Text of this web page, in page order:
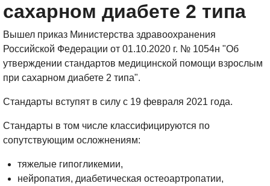
сахарном диабете 2 типа
Вышел приказ Министерства здравоохранения
Российской Федерации от 01.10.2020 г. № 1054н "Об
утверждении стандартов медицинской помощи взрослым
при сахарном диабете 2 типа".
Стандарты вступят в силу с 19 февраля 2021 года.
Стандарты в том числе классифицируются по
сопутствующим осложнениям:
тяжелые гипогликемии,
нейропатия, диабетическая остеоартропатии,